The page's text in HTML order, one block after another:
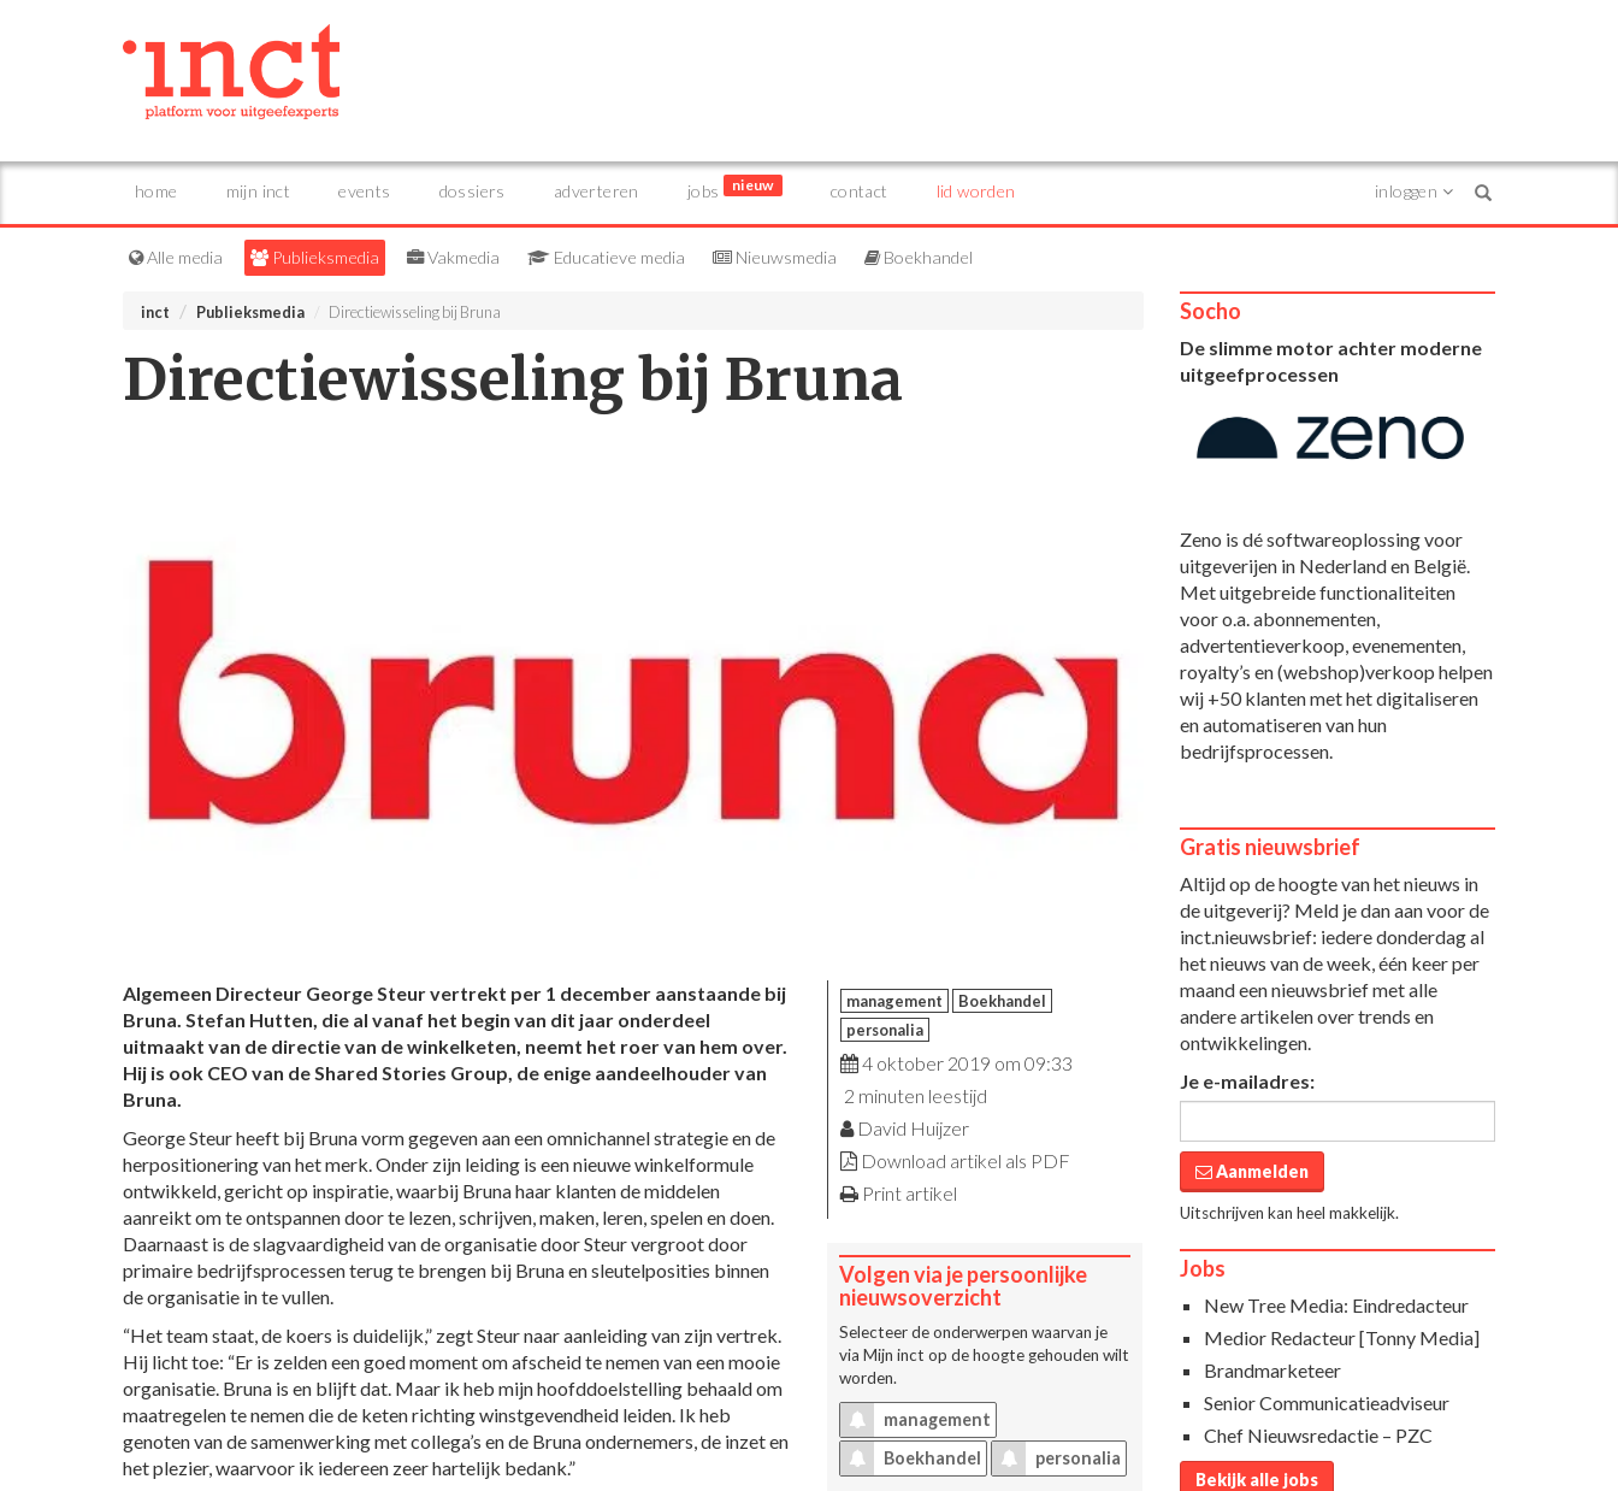
home mijn inct events dossiers adverteren jobs nieuw contact lid worden inloggen
Alle media Publieksmedia Vakmedia Educatieve media Nieuwsmedia Boekhandel
inct Publieksmedia Directiewisseling bij Bruna
Directiewisseling bij Bruna
Algemeen Directeur George Steur vertrekt per 1 december aanstaande bij
Bruna. Stefan Hutten, die al vanaf het begin van dit jaar onderdeel
uitmaakt van de directie van de winkelketen, neemt het roer van hem over.
Hij is ook CEO van de Shared Stories Group, de enige aandeelhouder van
Bruna.
George Steur heeft bij Bruna vorm gegeven aan een omnichannel strategie en de
herpositionering van het merk. Onder zijn leiding is een nieuwe winkelformule
ontwikkeld, gericht op inspiratie, waarbij Bruna haar klanten de middelen
aanreikt om te ontspannen door te lezen, schrijven, maken, leren, spelen en doen.
Daarnaast is de slagvaardigheid van de organisatie door Steur vergroot door
primaire bedrijfsprocessen terug te brengen bij Bruna en sleutelposities binnen
de organisatie in te vullen.
“Het team staat, de koers is duidelijk,” zegt Steur naar aanleiding van zijn vertrek.
Hij licht toe: “Er is zelden een goed moment om afscheid te nemen van een mooie
organisatie. Bruna is en blijft dat. Maar ik heb mijn hoofddoelstelling behaald om
maatregelen te nemen die de keten richting winstgevendheid leiden. Ik heb
genoten van de samenwerking met collega’s en de Bruna ondernemers, de inzet en
het plezier, waarvoor ik iedereen zeer hartelijk bedank.”
management
Boekhandel
personalia
4 oktober 2019 om 09:33
2 minuten leestijd
David Huijzer
Download artikel als PDF
Print artikel
Volgen via je persoonlijke
nieuwsoverzicht
Selecteer de onderwerpen waarvan je
via Mijn inct op de hoogte gehouden wilt
worden.
management
Boekhandel
personalia
Socho
De slimme motor achter moderne
uitgeefprocessen
Zeno is dé softwareoplossing voor
uitgeverijen in Nederland en België.
Met uitgebreide functionaliteiten
voor o.a. abonnementen,
advertentieverkoop, evenementen,
royalty’s en (webshop)verkoop helpen
wij +50 klanten met het digitaliseren
en automatiseren van hun
bedrijfsprocessen.
Gratis nieuwsbrief
Altijd op de hoogte van het nieuws in
de uitgeverij? Meld je dan aan voor de
inct.nieuwsbrief: iedere donderdag al
het nieuws van de week, één keer per
maand een nieuwsbrief met alle
andere artikelen over trends en
ontwikkelingen.
Je e-mailadres:
Aanmelden
Uitschrijven kan heel makkelijk.
Jobs
New Tree Media: Eindredacteur
Medior Redacteur [Tonny Media]
Brandmarketeer
Senior Communicatieadviseur
Chef Nieuwsredactie – PZC
Bekijk alle jobs